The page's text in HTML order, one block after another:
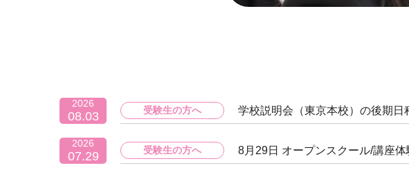
2026
08.03 受験生の方へ 学校説明会（東京本校）の後期日
2026
07.29 受験生の方へ 8月29日 オープンスクール/講座